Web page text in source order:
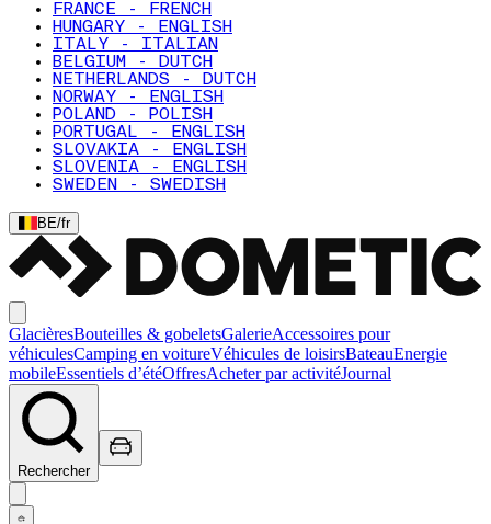
FRANCE - FRENCH
HUNGARY - ENGLISH
ITALY - ITALIAN
BELGIUM - DUTCH
NETHERLANDS - DUTCH
NORWAY - ENGLISH
POLAND - POLISH
PORTUGAL - ENGLISH
SLOVAKIA - ENGLISH
SLOVENIA - ENGLISH
SWEDEN - SWEDISH
BE/fr
GlacièresBouteilles & gobeletsGalerieAccessoires pour
véhiculesCamping en voitureVéhicules de loisirsBateauEnergie
mobileEssentiels d’étéOffresAcheter par activitéJournal
Rechercher